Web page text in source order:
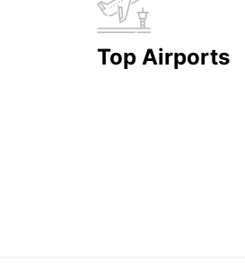
Top Airports